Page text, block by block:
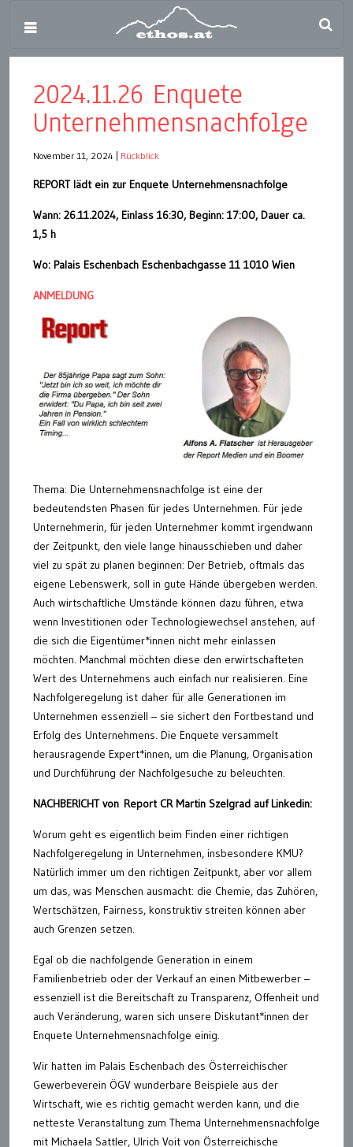
2024.11.26 Enquete
Unternehmensnachfolge
November 11, 2024 Rückblick
REPORT lädt ein zur Enquete Unternehmensnachfolge
Wann: 26.11.2024, Einlass 16:30, Beginn: 17:00, Dauer ca.
1,5 h
Wo: Palais Eschenbach Eschenbachgasse 11 1010 Wien
ANMELDUNG
Thema: Die Unternehmensnachfolge ist eine der
bedeutendsten Phasen für jedes Unternehmen. Für jede
Unternehmerin, für jeden Unternehmer kommt irgendwann
der Zeitpunkt, den viele lange hinausschieben und daher
viel zu spät zu planen beginnen: Der Betrieb, oftmals das
eigene Lebenswerk, soll in gute Hände übergeben werden.
Auch wirtschaftliche Umstände können dazu führen, etwa
wenn Investitionen oder Technologiewechsel anstehen, auf
die sich die Eigentümer*innen nicht mehr einlassen
möchten. Manchmal möchten diese den erwirtschafteten
Wert des Unternehmens auch einfach nur realisieren. Eine
Nachfolgeregelung ist daher für alle Generationen im
Unternehmen essenziell – sie sichert den Fortbestand und
Erfolg des Unternehmens. Die Enquete versammelt
herausragende Expert*innen, um die Planung, Organisation
und Durchführung der Nachfolgesuche zu beleuchten.
NACHBERICHT von Report CR Martin Szelgrad auf Linkedin:
Worum geht es eigentlich beim Finden einer richtigen
Nachfolgeregelung in Unternehmen, insbesondere KMU?
Natürlich immer um den richtigen Zeitpunkt, aber vor allem
um das, was Menschen ausmacht: die Chemie, das Zuhören,
Wertschätzen, Fairness, konstruktiv streiten können aber
auch Grenzen setzen.
Egal ob die nachfolgende Generation in einem
Familienbetrieb oder der Verkauf an einen Mitbewerber –
essenziell ist die Bereitschaft zu Transparenz, Offenheit und
auch Veränderung, waren sich unsere Diskutant*innen der
Enquete Unternehmensnachfolge einig.
Wir hatten im Palais Eschenbach des Österreichischer
Gewerbeverein ÖGV wunderbare Beispiele aus der
Wirtschaft, wie es richtig gemacht werden kann, und die
netteste Veranstaltung zum Thema Unternehmensnachfolge
mit Michaela Sattler, Ulrich Voit von Österreichische